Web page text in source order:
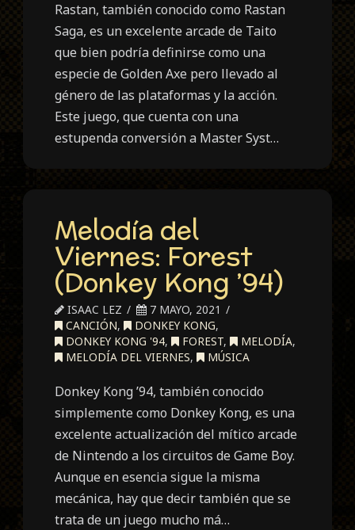
Rastan, también conocido como Rastan
Saga, es un excelente arcade de Taito
que bien podría definirse como una
especie de Golden Axe pero llevado al
género de las plataformas y la acción.
Este juego, que cuenta con una
estupenda conversión a Master Syst…
Melodía del
Viernes: Forest
(Donkey Kong ’94)
ISAAC LEZ
7 MAYO, 2021
CANCIÓN, DONKEY KONG,
DONKEY KONG '94, FOREST, MELODÍA,
MELODÍA DEL VIERNES, MÚSICA
Donkey Kong ’94, también conocido
simplemente como Donkey Kong, es una
excelente actualización del mítico arcade
de Nintendo a los circuitos de Game Boy.
Aunque en esencia sigue la misma
mecánica, hay que decir también que se
trata de un juego mucho má…